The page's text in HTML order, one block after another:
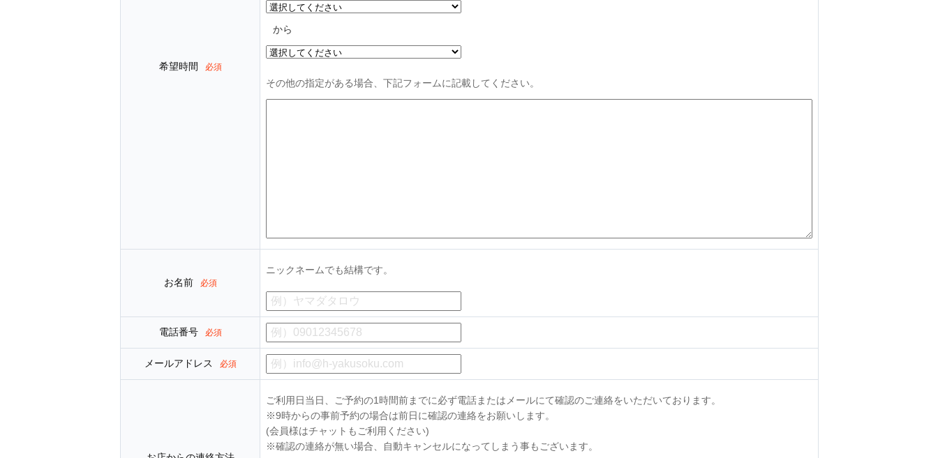
希望時間 必須
から
その他の指定がある場合、下記フォームに記載してください。
お名前 必須
ニックネームでも結構です。
電話番号 必須
メールアドレス 必須
ご利用日当日、ご予約の1時間前までに必ず電話またはメールにて確認のご連絡をいただいております。
※9時からの事前予約の場合は前日に確認の連絡をお願いします。
(会員様はチャットもご利用ください)
※確認の連絡が無い場合、自動キャンセルになってしまう事もございます。